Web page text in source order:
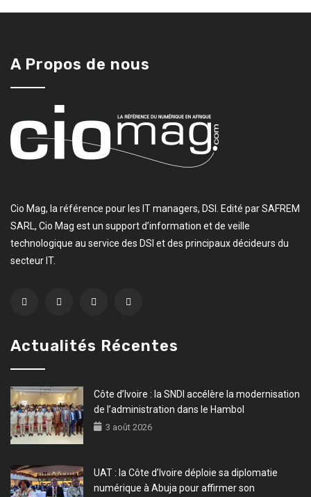
A Propos de nous
Cio Mag, la référence pour les IT managers, DSI. Edité par SAFREM
SARL, Cio Mag est un support d’information et de veille
technologique au service des DSI et des principaux décideurs du
secteur IT.
Actualités Récentes
Côte d’Ivoire : la SNDI accélère la modernisation
de l’administration dans le Hambol
3 août 2026
UAT : la Côte d’Ivoire déploie sa diplomatie
numérique à Abuja pour affirmer son